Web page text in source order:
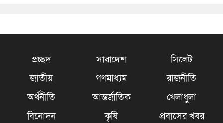
প্রচ্ছদ সারাদেশ
সিলেট
জাতীয়
গণমাধ্যম
রাজনীতি
অর্থনীতি
আন্তর্জাতিক
খেলাধুলা
বিনোদন
কৃষি
প্রবাসের খবর